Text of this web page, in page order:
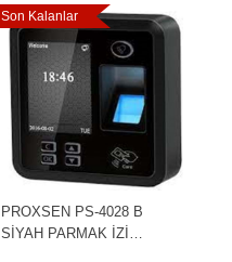
Son Kalanlar
PROXSEN PS-4028 B
SİYAH PARMAK İZİ